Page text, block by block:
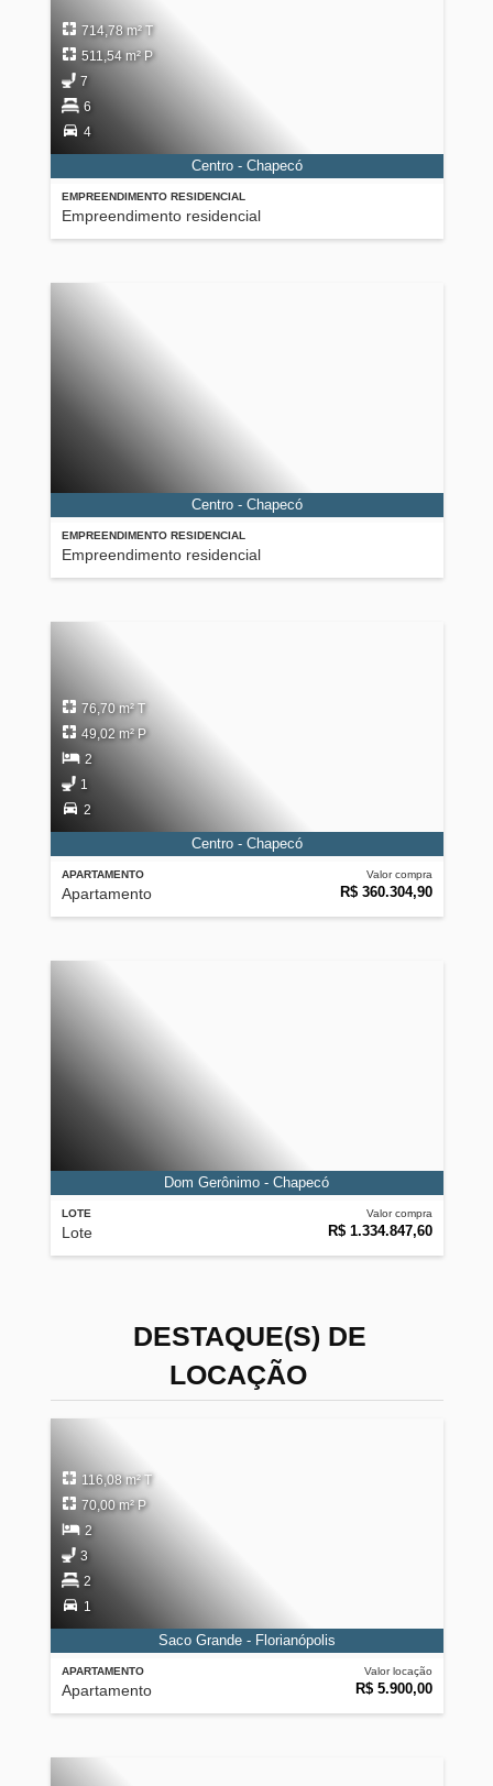
EMPREENDIMENTO RESIDENCIAL
Empreendimento residencial
714,78 m² T
511,54 m² P
7
6
4
Centro - Chapecó
EMPREENDIMENTO RESIDENCIAL
Empreendimento residencial
Centro - Chapecó
APARTAMENTO
Apartamento
Valor compra
R$ 360.304,90
76,70 m² T
49,02 m² P
2
1
2
Centro - Chapecó
LOTE
Lote
Valor compra
R$ 1.334.847,60
Dom Gerônimo - Chapecó
DESTAQUE(S) DE
LOCAÇÃO
APARTAMENTO
Apartamento
Valor locação
R$ 5.900,00
116,08 m² T
70,00 m² P
2
3
2
1
Saco Grande - Florianópolis